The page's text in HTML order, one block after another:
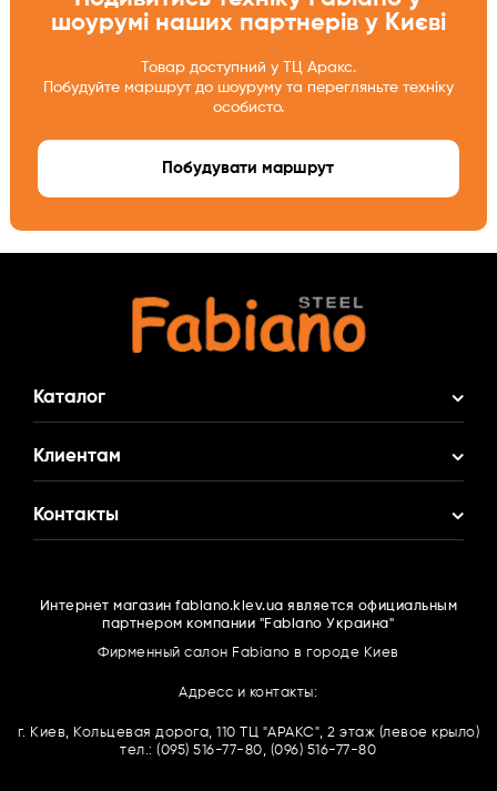
шоурумі наших партнерів у Києві
Товар доступний у ТЦ Аракс.
Побудуйте маршрут до шоуруму та перегляньте техніку
особисто.
Побудувати маршрут
Каталог
Акционные Комплекты
Кухонные мойки
Измельчители пищевых отходов
Микроволновые печи
Клиентам
О нас
Контакты
Сотрудничество
Возврат товара
Договор оферты
Контакты
(063)166 16 67
516 77 80
Обратный звонок
Интернет магазин fabiano.kiev.ua является официальным
партнером компании "Fabiano Украина"
Фирменный салон Fabiano в городе Киев
Адресс и контакты:
г. Киев, Кольцевая дорога, 110 ТЦ "АРАКС", 2 этаж (левое крыло)
тел.: (095) 516-77-80, (096) 516-77-80